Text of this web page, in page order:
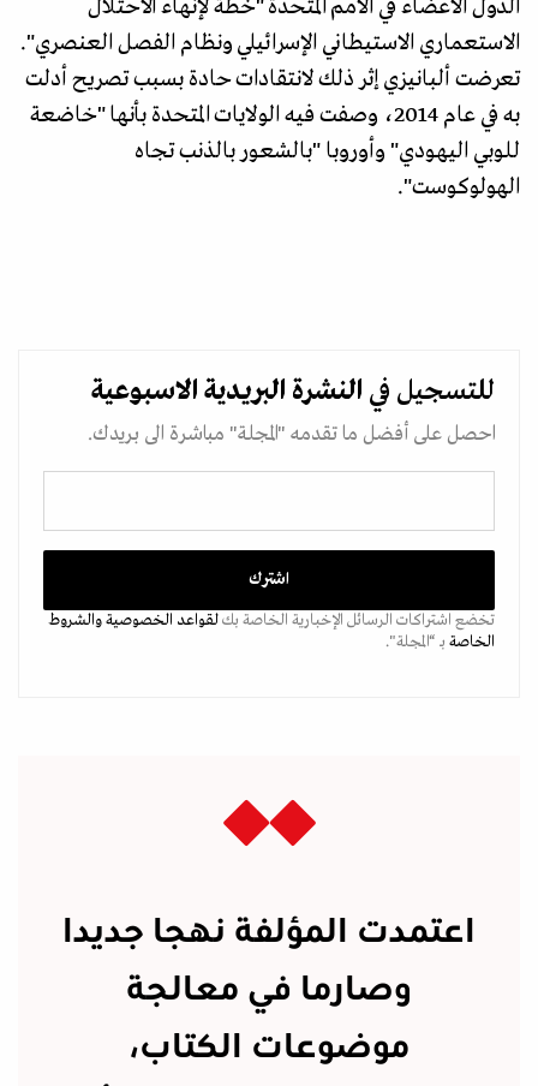
الدول الأعضاء في الأمم المتحدة "خطة لإنهاء الاحتلال
الاستعماري الاستيطاني الإسرائيلي ونظام الفصل العنصري".
تعرضت ألبانيزي إثر ذلك لانتقادات حادة بسبب تصريح أدلت
به في عام 2014، وصفت فيه الولايات المتحدة بأنها "خاضعة
للوبي اليهودي" وأوروبا "بالشعور بالذنب تجاه
الهولوكوست".
للتسجيل في النشرة البريدية الاسبوعية
احصل على أفضل ما تقدمه "المجلة" مباشرة الى بريدك.
تخضع اشتراكات الرسائل الإخبارية الخاصة بكلقواعد الخصوصيةوالشروط
الخاصة بـ “المجلة".
اعتمدت المؤلفة نهجا جديدا
وصارما في معالجة
موضوعات الكتاب،